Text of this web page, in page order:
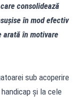
consolidează
în mod efectiv
arată în motivare
sub acoperire
și la cele